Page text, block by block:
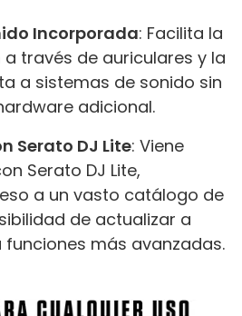
Incorporada: Facilita la
través de auriculares y la
a sistemas de sonido sin
adicional.
Serato DJ Lite: Viene
Serato DJ Lite,
a un vasto catálogo de
de actualizar a
funciones más avanzadas.